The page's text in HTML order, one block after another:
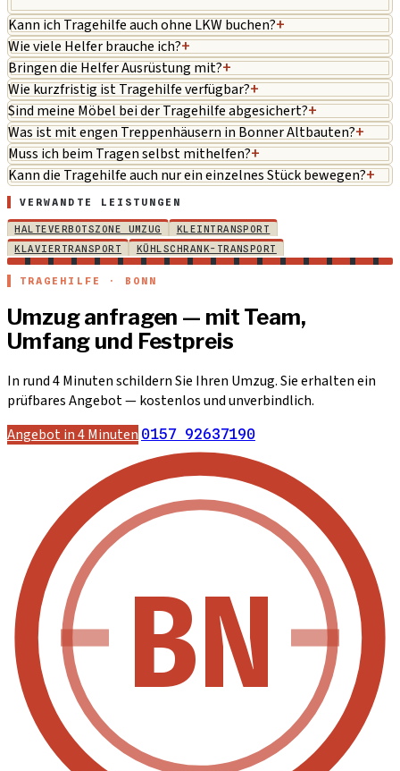
Kann ich Tragehilfe auch ohne LKW buchen?+
Wie viele Helfer brauche ich?+
Bringen die Helfer Ausrüstung mit?+
Wie kurzfristig ist Tragehilfe verfügbar?+
Sind meine Möbel bei der Tragehilfe abgesichert?+
Was ist mit engen Treppenhäusern in Bonner Altbauten?+
Muss ich beim Tragen selbst mithelfen?+
Kann die Tragehilfe auch nur ein einzelnes Stück bewegen?+
VERWANDTE LEISTUNGEN
HALTEVERBOTSZONE UMZUG
KLEINTRANSPORT
KLAVIERTRANSPORT
KÜHLSCHRANK-TRANSPORT
TRAGEHILFE · BONN
Umzug anfragen — mit Team,
Umfang und Festpreis
In rund 4 Minuten schildern Sie Ihren Umzug. Sie erhalten ein
prüfbares Angebot — kostenlos und unverbindlich.
Angebot in 4 Minuten 0157 92637190
BN